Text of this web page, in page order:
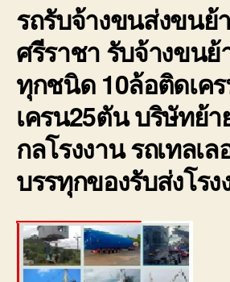
รถรับจ้างขนส่งขนย้
ศรีราชา รับจ้างขน
ทุกชนิด 10ล้อติดเค
เครน25ตัน บริษัทย้า
กลโรงงาน รถเทลเ
บรรทุกของรับส่งโรง